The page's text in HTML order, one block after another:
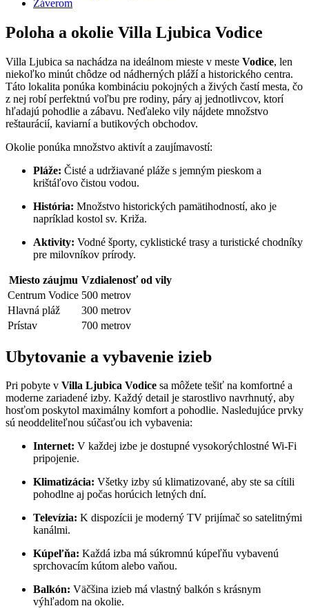
Záverom
Poloha a okolie Villa Ljubica Vodice
Villa Ljubica sa nachádza na ideálnom mieste v meste Vodice, len
niekoľko minút chôdze od nádherných pláží a historického centra.
Táto lokalita ponúka kombináciu pokojných a živých častí mesta, čo
z nej robí perfektnú voľbu pre rodiny, páry aj jednotlivcov, ktorí
hľadajú pohodlie a zábavu. Neďaleko vily nájdete množstvo
reštaurácií, kaviarní a butikových obchodov.
Okolie ponúka množstvo aktivít a zaujímavostí:
Pláže: Čisté a udržiavané pláže s jemným pieskom a
krištáľovo čistou vodou.
História: Množstvo historických pamätihodností, ako je
napríklad kostol sv. Križa.
Aktivity: Vodné športy, cyklistické trasy a turistické chodníky
pre milovníkov prírody.
Miesto záujmu Vzdialenosť od vily
Centrum Vodice 500 metrov
Hlavná pláž
300 metrov
Prístav
700 metrov
Ubytovanie a vybavenie izieb
Pri pobyte v Villa Ljubica Vodice sa môžete tešiť na komfortné a
moderne zariadené izby. Každý detail je starostlivo navrhnutý, aby
hosťom poskytol maximálny komfort a pohodlie. Nasledujúce prvky
sú neoddeliteľnou súčasťou ich vybavenia:
Internet: V každej izbe je dostupné vysokorýchlostné Wi-Fi
pripojenie.
Klimatizácia: Všetky izby sú klimatizované, aby ste sa cítili
pohodlne aj počas horúcich letných dní.
Televízia: K dispozícii je moderný TV prijímač so satelitnými
kanálmi.
Kúpeľňa: Každá izba má súkromnú kúpeľňu vybavenú
sprchovacím kútom alebo vaňou.
Balkón: Väčšina izieb má vlastný balkón s krásnym
výhľadom na okolie.